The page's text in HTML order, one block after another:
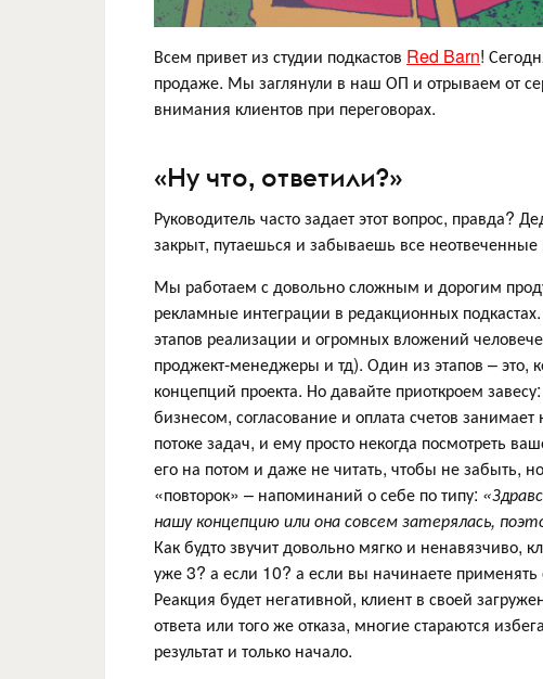
Всем привет из студии подкастов Red Barn!
продаже. Мы заглянули в наш ОП и отрываем от
внимания клиентов при переговорах.
«Ну что, ответили?»
Руководитель часто задает этот вопрос, правда?
закрыт, путаешься и забываешь все
Мы работаем с довольно сложным и дорогим
рекламные интеграции в редакционных
этапов реализации и огромных вложений
проджект-менеджеры и тд). Один из этапов – это,
концепций проекта. Но давайте приоткроем
бизнесом, согласование и оплата счетов
потоке задач, и ему просто некогда посмотреть
его на потом и даже не читать, чтобы не забыть,
«повторок» – напоминаний о себе по типу:
нашу концепцию или она совсем затерялась,
Как будто звучит довольно мягко и ненавязчиво,
уже 3? а если 10? а если вы начинаете
Реакция будет негативной, клиент в своей
ответа или того же отказа, многие стараются
результат и только начало.